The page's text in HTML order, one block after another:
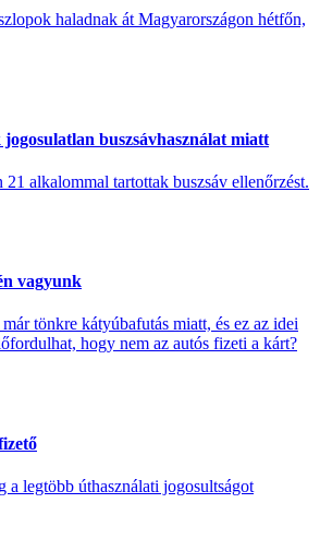
haladnak át Magyarországon hétfőn,
jogosulatlan buszsávhasználat miatt
alkalommal tartottak buszsáv ellenőrzést.
vagyunk
tönkre kátyúbafutás miatt, és ez az idei
hogy nem az autós fizeti a kárt?
a legtöbb úthasználati jogosultságot